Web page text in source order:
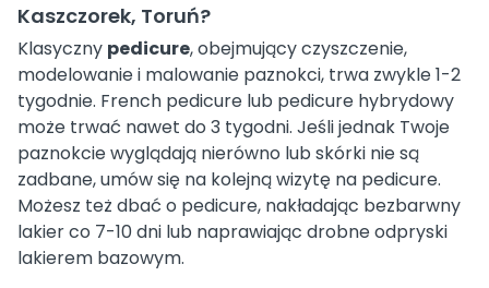
Kaszczorek, Toruń?
Klasyczny pedicure, obejmujący czyszczenie,
modelowanie i malowanie paznokci, trwa zwykle 1-2
tygodnie. French pedicure lub pedicure hybrydowy
może trwać nawet do 3 tygodni. Jeśli jednak Twoje
paznokcie wyglądają nierówno lub skórki nie są
zadbane, umów się na kolejną wizytę na pedicure.
Możesz też dbać o pedicure, nakładając bezbarwny
lakier co 7-10 dni lub naprawiając drobne odpryski
lakierem bazowym.